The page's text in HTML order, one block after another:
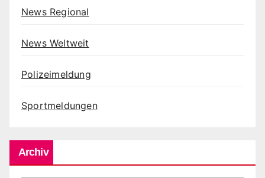
News Regional
News Weltweit
Polizeimeldung
Sportmeldungen
Archiv